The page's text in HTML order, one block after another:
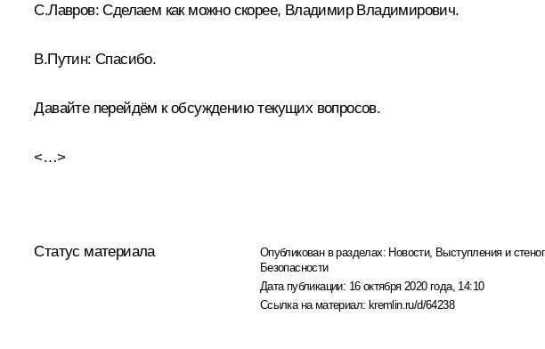
С.Лавров:Сделаем как можно скорее, Владимир Владимирович.
В.Путин: Спасибо.
Давайте перейдём к обсуждению текущих вопросов.
<…>
Статус материала Опубликован в разделах: Новости, Выступления и
Безопасности
Дата публикации: 16 октября 2020 года, 14:10
Ссылка на материал: kremlin.ru/d/64238